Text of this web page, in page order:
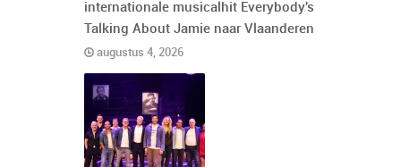
internationale musicalhit Everybody's
Talking About Jamie naar Vlaanderen
augustus 4, 2026